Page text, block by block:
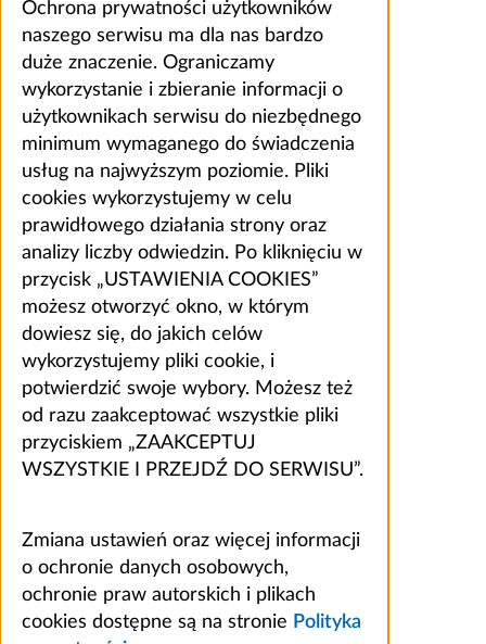
Ochrona prywatności użytkowników
naszego serwisu ma dla nas bardzo
duże znaczenie. Ograniczamy
wykorzystanie i zbieranie informacji o
użytkownikach serwisu do niezbędnego
minimum wymaganego do świadczenia
usług na najwyższym poziomie. Pliki
cookies wykorzystujemy w celu
prawidłowego działania strony oraz
analizy liczby odwiedzin. Po kliknięciu w
przycisk „USTAWIENIA COOKIES”
możesz otworzyć okno, w którym
dowiesz się, do jakich celów
wykorzystujemy pliki cookie, i
potwierdzić swoje wybory. Możesz też
od razu zaakceptować wszystkie pliki
przyciskiem „ZAAKCEPTUJ
WSZYSTKIE I PRZEJDŹ DO SERWISU”.
Zmiana ustawień oraz więcej informacji
o ochronie danych osobowych,
ochronie praw autorskich i plikach
cookies dostępne są na stronie Polityka